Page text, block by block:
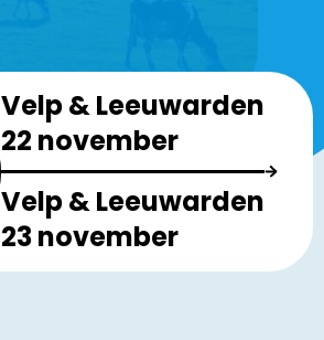
Velp & Leeuwarden
22 november
Velp & Leeuwarden
23 november